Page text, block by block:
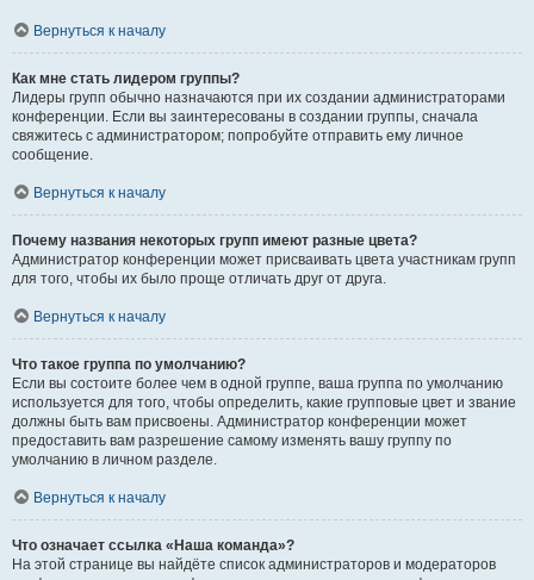
Вернуться к началу
Как мне стать лидером группы?
Лидеры групп обычно назначаются при их создании администраторами
конференции. Если вы заинтересованы в создании группы, сначала
свяжитесь с администратором; попробуйте отправить ему личное
сообщение.
Вернуться к началу
Почему названия некоторых групп имеют разные цвета?
Администратор конференции может присваивать цвета участникам групп
для того, чтобы их было проще отличать друг от друга.
Вернуться к началу
Что такое группа по умолчанию?
Если вы состоите более чем в одной группе, ваша группа по умолчанию
используется для того, чтобы определить, какие групповые цвет и звание
должны быть вам присвоены. Администратор конференции может
предоставить вам разрешение самому изменять вашу группу по
умолчанию в личном разделе.
Вернуться к началу
Что означает ссылка «Наша команда»?
На этой странице вы найдёте список администраторов и модераторов